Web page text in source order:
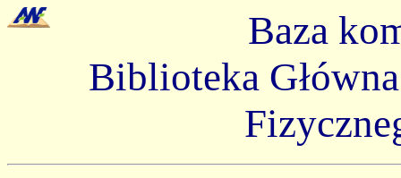
Baza
Biblioteka